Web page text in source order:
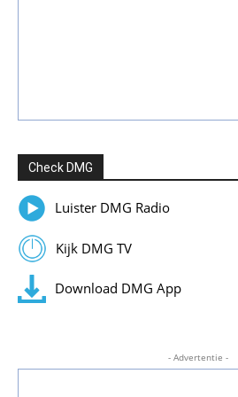
Check DMG
Luister DMG Radio
Kijk DMG TV
Download DMG App
- Advertentie -